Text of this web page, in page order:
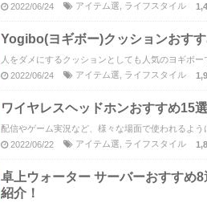
2022/06/24
アイテム選 ライフスタイル
Yogibo(ヨギボー)クッションおす
人をダメにするクッションとしても人気のヨギボ
2022/06/24
アイテム選 ライフスタイル
ワイヤレスヘッドホンおすすめ15
配信やゲーム実況など、様々な場面で使われるよ
2022/06/22
アイテム選 ライフスタイル
卓上ウォーター サーバーおすすめ
紹介！